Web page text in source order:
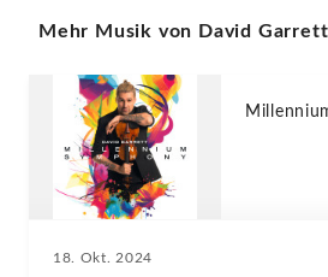
Mehr Musik von David Garrett
18. Okt. 2024